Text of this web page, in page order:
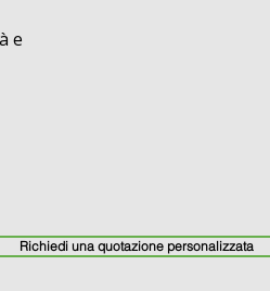
e
Richiedi una quotazione personalizzata